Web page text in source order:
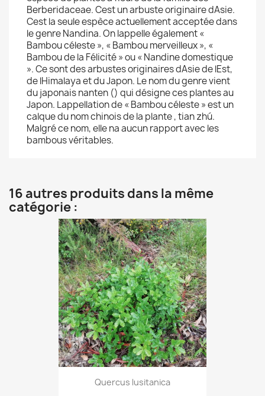
Berberidaceae. Cest un arbuste originaire dAsie.
Cest la seule espèce actuellement acceptée dans
le genre Nandina. On lappelle également «
Bambou céleste », « Bambou merveilleux », «
Bambou de la Félicité » ou « Nandine domestique
». Ce sont des arbustes originaires dAsie de lEst,
de lHimalaya et du Japon. Le nom du genre vient
du japonais nanten () qui désigne ces plantes au
Japon. Lappellation de « Bambou céleste » est un
calque du nom chinois de la plante , tian zhú.
Malgré ce nom, elle na aucun rapport avec les
bambous véritables.
16 autres produits dans la même
catégorie :
Quercus lusitanica